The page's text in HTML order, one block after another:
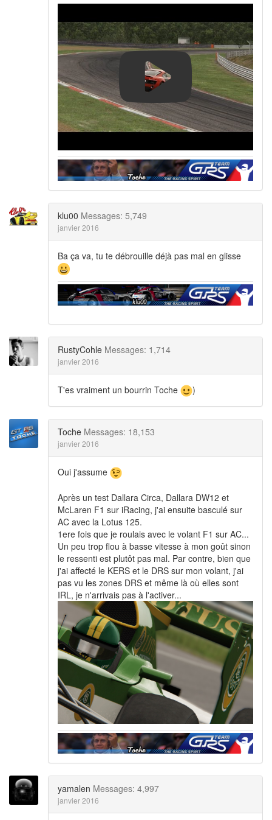
klu00 Messages: 5,749
janvier 2016
Ba ça va, tu te débrouille déjà pas mal en glisse
RustyCohle Messages: 1,714
janvier 2016
T'es vraiment un bourrin Toche )
Toche Messages: 18,153
janvier 2016
Oui j'assume
Après un test Dallara Circa, Dallara DW12 et
McLaren F1 sur iRacing, j'ai ensuite basculé sur
AC avec la Lotus 125.
1ere fois que je roulais avec le volant F1 sur AC...
Un peu trop flou à basse vitesse à mon goût sinon
le ressenti est plutôt pas mal. Par contre, bien que
j'ai affecté le KERS et le DRS sur mon volant, j'ai
pas vu les zones DRS et même là où elles sont
IRL, je n'arrivais pas à l'activer...
yamalen Messages: 4,997
janvier 2016